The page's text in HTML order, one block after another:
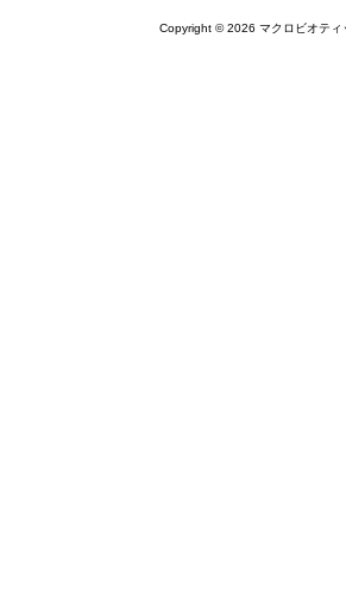
Copyright © 2026 マクロビオテ